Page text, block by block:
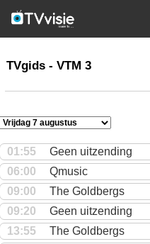
TVgids
TVgids - VTM 3
01:55
Geen uitzending
06:00
Qmusic
09:00
The Goldbergs
09:20
Geen uitzending
13:55
The Goldbergs